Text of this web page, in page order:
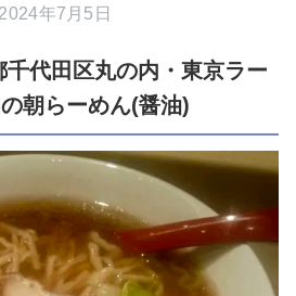
2024年7月5日
代田区丸の内・東京ラー
朝らーめん(醤油)